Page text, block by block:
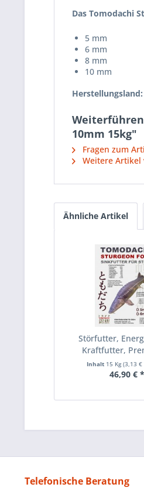
Das Tomodachi
5 mm
6 mm
8 mm
10 mm
Herstellungsland:
10mm 15kg"
Fragen zum
Weitere Artikel
Ähnliche Artikel
Störfutter,
Kraftfutter,
Inhalt 15 Kg(3,13
46,90 € *
Telefonische Beratung